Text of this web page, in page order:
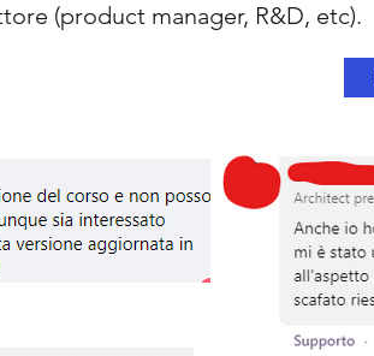
(product manager, R&D, etc).